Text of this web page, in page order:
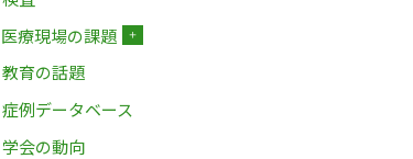
医療現場の課題
＋
教育の話題
症例データベース
学会の動向